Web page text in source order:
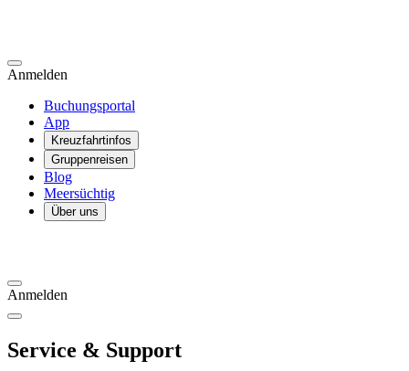
Anmelden
Buchungsportal
App
Kreuzfahrtinfos
Gruppenreisen
Blog
Meersüchtig
Über uns
Anmelden
Service & Support